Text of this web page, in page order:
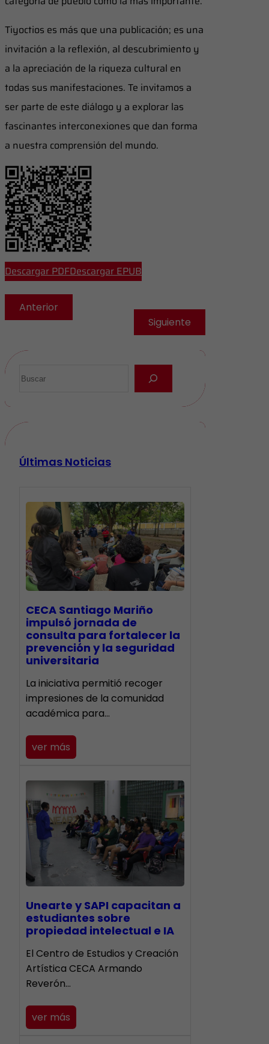
Tiyoctios es más que una publicación; es una
invitación a la reflexión, al descubrimiento y
a la apreciación de la riqueza cultural en
todas sus manifestaciones. Te invitamos a
ser parte de este diálogo y a explorar las
fascinantes interconexiones que dan forma
a nuestra comprensión del mundo.
Descargar PDFDescargar EPUB
Anterior
Siguiente
Últimas Noticias
CECA Santiago Mariño
impulsó jornada de
consulta para fortalecer la
prevención y la seguridad
universitaria
La iniciativa permitió recoger
impresiones de la comunidad
académica para…
ver más
Unearte y SAPI capacitan a
estudiantes sobre
propiedad intelectual e IA
El Centro de Estudios y Creación
Artística CECA Armando
Reverón…
ver más